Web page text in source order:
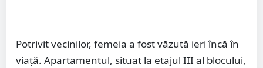
Potrivit vecinilor, femeia a fost văzută ieri încă în
viață. Apartamentul, situat la etajul III al blocului,